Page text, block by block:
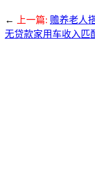
← 上一篇: 赡养老人
无贷款家用车收入匹